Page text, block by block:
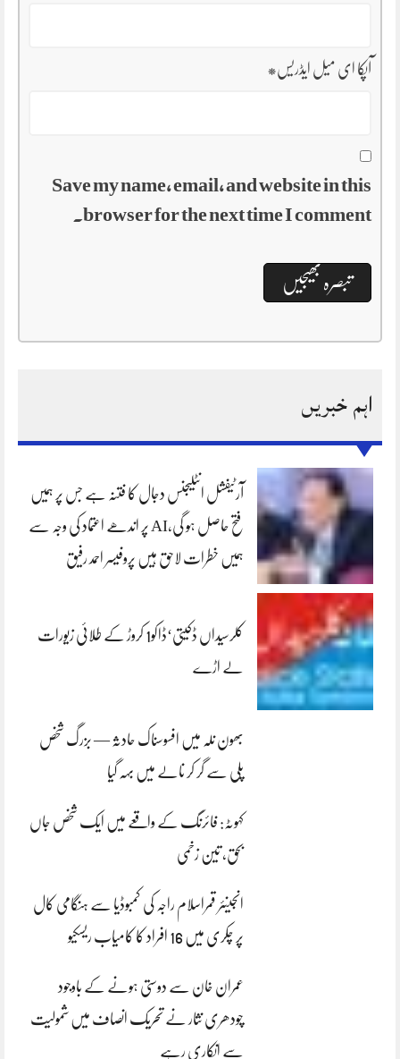
آپکا ای میل ایڈریس*
Save my name, email, and website in this
browser for the next time I comment.
اہم خبریں
آرٹیفشل انٹلیجنس دجال کا فتنہ ہے جس پر ہمیں
فتح حاصل ہو گی،AI پر اندھے اعتماد کی وجہ سے
ہمیں خطرات لاحق ہیں پروفیسر احمد رفیق
کلرسیداں ڈکیتی‘ڈاکو1 کروڑ کے طلائی زیورات
لے اڑے
بھون نلہ میں افسوسناک حادثہ — بزرگ شخص
پلی سے گر کر نالے میں بہہ گیا
کہوٹہ: فائرنگ کے واقعے میں ایک شخص جاں
بحق، تین زخمی
انجینئر قمراسلام راجہ کی کمبوڈیا سے ہنگامی کال
پر چکری میں 16 افراد کا کامیاب ریسکیو
عمران خان سے دوستی ہونے کے باوجود
چودھری نثار نے تحریک انصاف میں شمولیت
سے انکاری رہے